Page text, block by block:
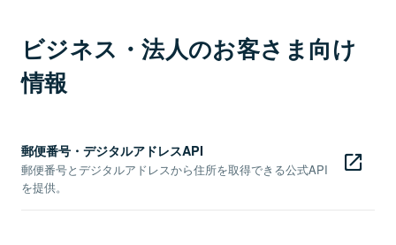
ビジネス・法人のお客さま向け
情報
郵便番号・デジタルアドレスAPI
郵便番号とデジタルアドレスから住所を取得できる公式API
を提供。